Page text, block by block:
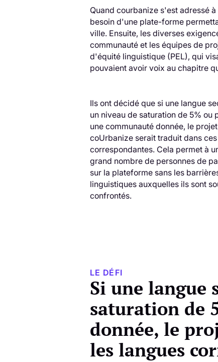
Quand courbanize s'est adressé
besoin d'une plate-forme
ville. Ensuite, les diverses
communauté et les équipes de
d'équité linguistique (PEL), qui
pouvaient avoir voix au chapitre
Ils ont décidé que si une langue
un niveau de saturation de 5% ou
une communauté donnée, le
coUrbanize serait traduit dans
correspondantes. Cela permet à
grand nombre de personnes de
sur la plateforme sans les
linguistiques auxquelles ils sont
confrontés.
LE DÉFI
Si une langue
saturation de
donnée, le
les langues